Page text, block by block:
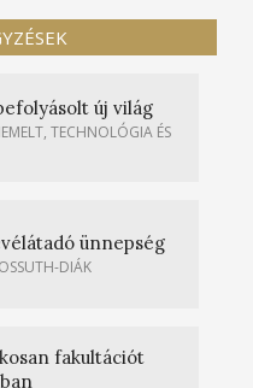
új világ
, TECHNOLÓGIA ÉS
ünnepség
DIÁK
fakultációt